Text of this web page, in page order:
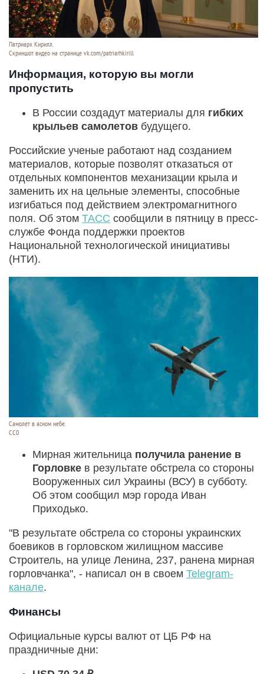
Патриарх Кирилл.
Скриншот видео на странице vk.com/patriarhkirill
Информация, которую вы могли
пропустить
В России создадут материалы для гибких
крыльев самолетов будущего.
Российские ученые работают над созданием
материалов, которые позволят отказаться от
отдельных компонентов механизации крыла и
заменить их на цельные элементы, способные
изгибаться под действием электромагнитного
поля. Об этом ТАСС сообщили в пятницу в пресс-
службе Фонда поддержки проектов
Национальной технологической инициативы
(НТИ).
Самолет в ясном небе.
СС0
Мирная жительница получила ранение в
Горловке в результате обстрела со стороны
Вооруженных сил Украины (ВСУ) в субботу.
Об этом сообщил мэр города Иван
Приходько.
"В результате обстрела со стороны украинских
боевиков в горловском жилищном массиве
Строитель, на улице Ленина, 237, ранена мирная
горловчанка", - написал он в своем Telegram-
канале.
Финансы
Официальные курсы валют от ЦБ РФ на
праздничные дни: